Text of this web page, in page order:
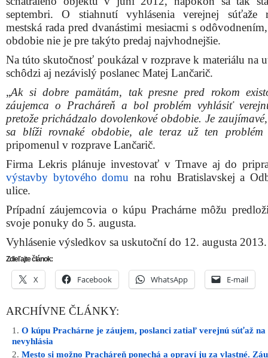
septembri. O stiahnutí vyhlásenia verejnej súťaže
mestská rada pred dvanástimi mesiacmi s
obdobie nie je pre takýto predaj najvhodnejšie.
Na túto skutočnosť poukázal v rozprave k materiálu na
schôdzi aj nezávislý poslanec Matej Lančarič.
„Ak si dobre pamätám, tak presne pred rokom
záujemca o Pracháreň a bol problém vyhlásiť
pretože prichádzalo dovolenkové obdobie. Je
sa blíži rovnaké obdobie, ale teraz už ten
pripomenul v rozprave Lančarič.
Firma Lekris plánuje investovať v Trnave aj do
výstavby bytového domu na rohu Bratislavskej a
ulice.
Prípadní záujemcovia o kúpu Prachárne môžu
svoje ponuky do 5. augusta.
Vyhlásenie výsledkov sa uskutoční do 12. augusta 2013.
Zdieľajte článok:
X Facebook WhatsApp E-mail
ARCHÍVNE ČLÁNKY:
O kúpu Prachárne je záujem, poslanci zatiaľ verejnú súťaž
nevyhlásia
Mesto si možno Pracháreň ponechá a opraví ju za vlastné.